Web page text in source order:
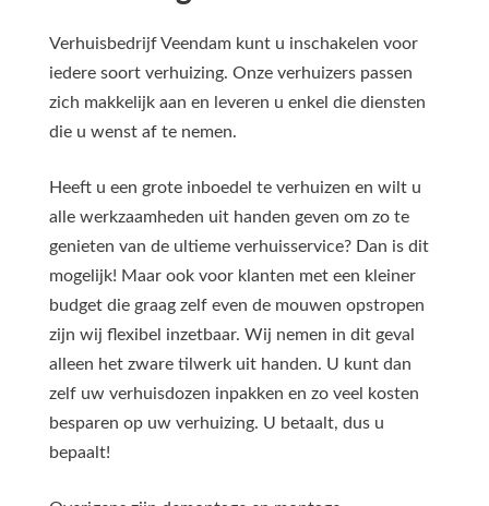
Verhuisbedrijf Veendam kunt u inschakelen voor
iedere soort verhuizing. Onze verhuizers passen
zich makkelijk aan en leveren u enkel die diensten
die u wenst af te nemen.
Heeft u een grote inboedel te verhuizen en wilt u
alle werkzaamheden uit handen geven om zo te
genieten van de ultieme verhuisservice? Dan is dit
mogelijk! Maar ook voor klanten met een kleiner
budget die graag zelf even de mouwen opstropen
zijn wij flexibel inzetbaar. Wij nemen in dit geval
alleen het zware tilwerk uit handen. U kunt dan
zelf uw verhuisdozen inpakken en zo veel kosten
besparen op uw verhuizing. U betaalt, dus u
bepaalt!